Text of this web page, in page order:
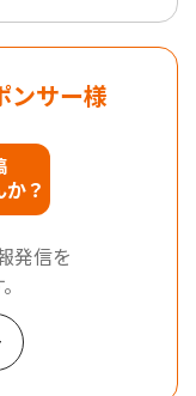
ンサー様
か？
発信を